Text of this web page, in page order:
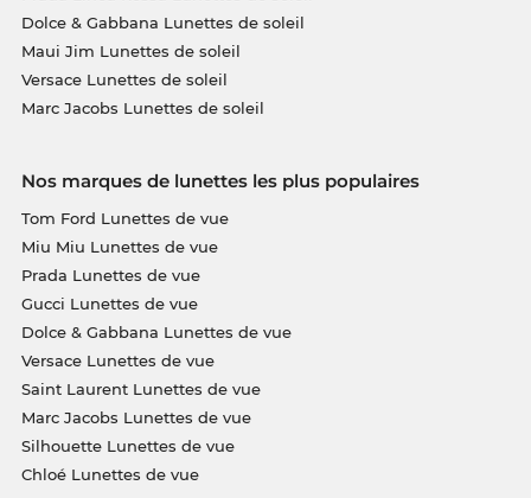
Dolce & Gabbana Lunettes de soleil
Maui Jim Lunettes de soleil
Versace Lunettes de soleil
Marc Jacobs Lunettes de soleil
Nos marques de lunettes les plus populaires
Tom Ford Lunettes de vue
Miu Miu Lunettes de vue
Prada Lunettes de vue
Gucci Lunettes de vue
Dolce & Gabbana Lunettes de vue
Versace Lunettes de vue
Saint Laurent Lunettes de vue
Marc Jacobs Lunettes de vue
Silhouette Lunettes de vue
Chloé Lunettes de vue